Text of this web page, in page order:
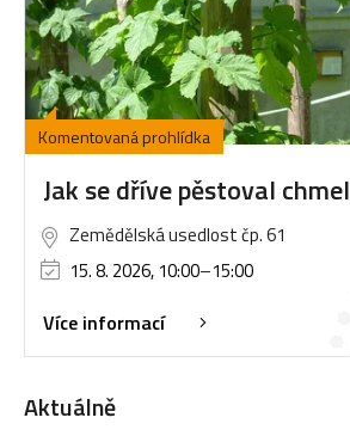
Komentovaná prohlídka
Jak se dříve pěstoval chmel
Zemědělská usedlost čp. 61
15. 8. 2026, 10:00–15:00
Více informací
Aktuálně